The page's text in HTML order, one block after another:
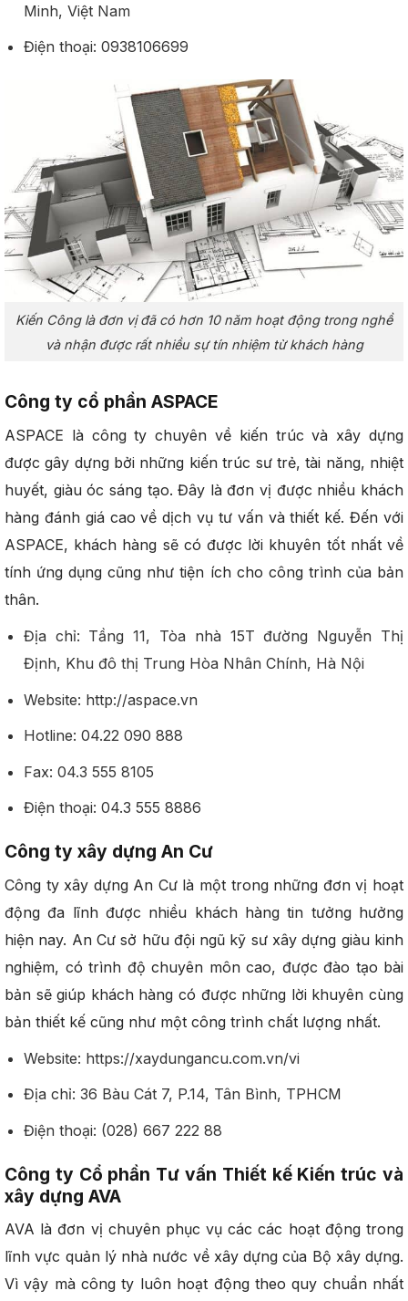
Minh, Việt Nam
Điện thoại: 0938106699
Kiến Công là đơn vị đã có hơn 10 năm hoạt động trong nghề
và nhận được rất nhiều sự tín nhiệm từ khách hàng
Công ty cổ phần ASPACE
ASPACE là công ty chuyên về kiến trúc và xây dựng
được gây dựng bởi những kiến trúc sư trẻ, tài năng, nhiệt
huyết, giàu óc sáng tạo. Đây là đơn vị được nhiều khách
hàng đánh giá cao về dịch vụ tư vấn và thiết kế. Đến với
ASPACE, khách hàng sẽ có được lời khuyên tốt nhất về
tính ứng dụng cũng như tiện ích cho công trình của bản
thân.
Địa chỉ: Tầng 11, Tòa nhà 15T đường Nguyễn Thị
Định, Khu đô thị Trung Hòa Nhân Chính, Hà Nội
Website: http://aspace.vn
Hotline: 04.22 090 888
Fax: 04.3 555 8105
Điện thoại: 04.3 555 8886
Công ty xây dựng An Cư
Công ty xây dựng An Cư là một trong những đơn vị hoạt
động đa lĩnh được nhiều khách hàng tin tưởng hưởng
hiện nay. An Cư sở hữu đội ngũ kỹ sư xây dựng giàu kinh
nghiệm, có trình độ chuyên môn cao, được đào tạo bài
bản sẽ giúp khách hàng có được những lời khuyên cùng
bản thiết kế cũng như một công trình chất lượng nhất.
Website: https://xaydungancu.com.vn/vi
Địa chỉ: 36 Bàu Cát 7, P.14, Tân Bình, TPHCM
Điện thoại: (028) 667 222 88
Công ty Cổ phần Tư vấn Thiết kế Kiến trúc và
xây dựng AVA
AVA là đơn vị chuyên phục vụ các các hoạt động trong
lĩnh vực quản lý nhà nước về xây dựng của Bộ xây dựng.
Vì vậy mà công ty luôn hoạt động theo quy chuẩn nhất